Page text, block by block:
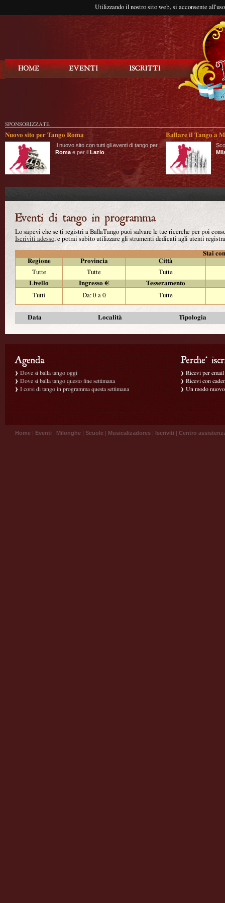
Utilizzando il nostro sito web, si acconsente
SPONSORIZZATE
Nuovo sito per Tango Roma
Il nuovo sito con tutti gli eventi di tango per
Roma e per il Lazio
Ballare il Tango a
Lo sapevi che se ti registri a BallaTango puoi salvare le tue ricerche per poi
Iscriviti adesso, e potrai subito utilizzare gli strumenti dedicati agli utenti
Stai
Regione
Provincia
Città
Tutte
Tutte
Tutte
Livello
Ingresso €
Tesseramento
Tutti
Da: 0 a 0 Tutte
Data Località Tipologia
Dove si balla tango oggi
Dove si balla tango questo fine settimana
I corsi di tango in programma questa settimana
Ricevi per
Ricevi con
Un modo
Home | Eventi | Milonghe | Scuole | Musicalizadores | Iscriviti | Centro